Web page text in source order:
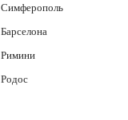
Симферополь
Барселона
Римини
Родос